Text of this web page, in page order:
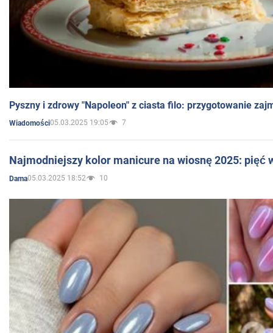
Pyszny i zdrowy "Napoleon" z ciasta filo: przygotowanie
Wiadomości05.03.2025 19:05 7
Najmodniejszy kolor manicure na wiosnę 2025: pięć
Dama05.03.2025 18:52 10